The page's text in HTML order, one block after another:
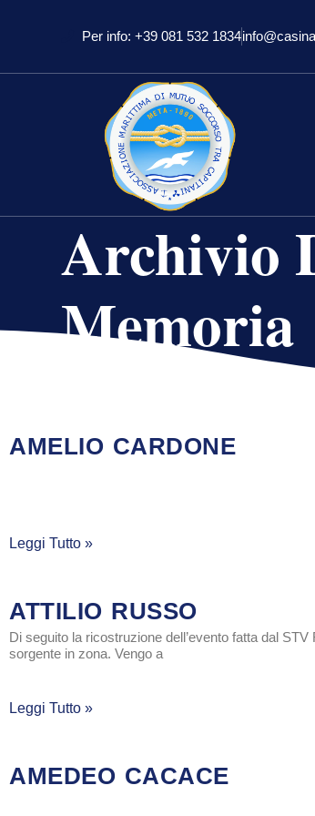
Per info: +39 081 532 1834
Archivio
Memoria
AMELIO CARDONE
Leggi Tutto »
ATTILIO RUSSO
Di seguito la ricostruzione dell’evento fatta dal
sorgente in zona. Vengo a
Leggi Tutto »
AMEDEO CACACE